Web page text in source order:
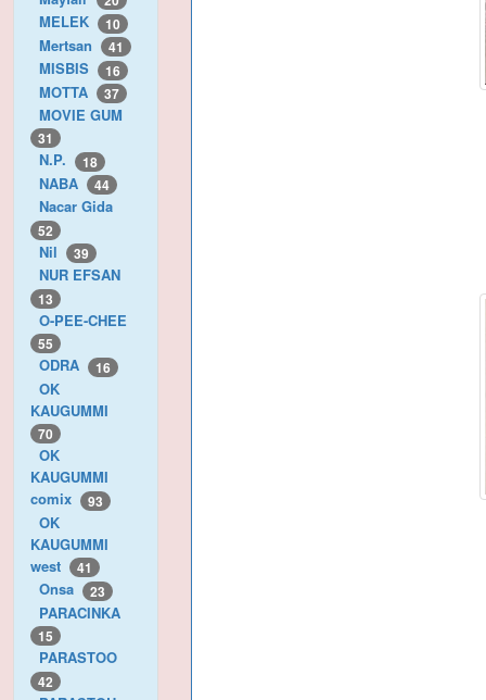
MELEK 10
Mertsan 41
MISBIS 16
MOTTA 37
MOVIE GUM
31
N.P. 18
NABA 44
Nacar Gida
52
Nil 39
NUR EFSAN
13
O-PEE-CHEE
55
ODRA 16
OK
KAUGUMMI
70
OK
KAUGUMMI
comix
93
OK
KAUGUMMI
west
41
Onsa 23
PARACINKA
15
PARASTOO
42